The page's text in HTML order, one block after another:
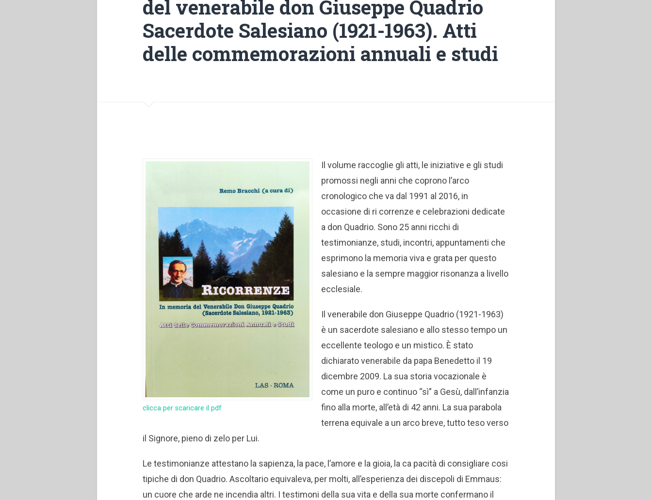
del venerabile don Giuseppe Quadrio
Sacerdote Salesiano (1921-1963). Atti
delle commemorazioni annuali e studi
clicca per scaricare il pdf
Il volume raccoglie gli atti, le iniziative e gli studi
promossi negli anni che coprono l’arco
cronologico che va dal 1991 al 2016, in
occasione di ri correnze e celebrazioni dedicate
a don Quadrio. Sono 25 anni ricchi di
testimonianze, studi, incontri, appuntamenti che
esprimono la memoria viva e grata per questo
salesiano e la sempre maggior risonanza a livello
ecclesiale.
Il venerabile don Giuseppe Quadrio (1921-1963)
è un sacerdote salesiano e allo stesso tempo un
eccellente teologo e un mistico. È stato
dichiarato venerabile da papa Benedetto il 19
dicembre 2009. La sua storia vocazionale è
come un puro e continuo “sì” a Gesù, dall’infanzia
fino alla morte, all’età di 42 anni. La sua parabola
terrena equivale a un arco breve, tutto teso verso
il Signore, pieno di zelo per Lui.
Le testimonianze attestano la sapienza, la pace, l’amore e la gioia, la ca pacità di consigliare cosi
tipiche di don Quadrio. Ascoltario equivaleva, per molti, all’esperienza dei discepoli di Emmaus:
un cuore che arde ne incendia altri. I testimoni della sua vita e della sua morte confermano il